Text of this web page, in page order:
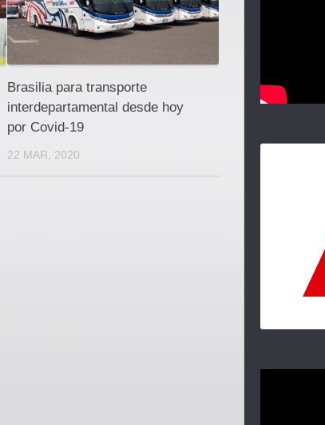
Brasilia para transporte
interdepartamental desde hoy
por Covid-19
22 MAR, 2020